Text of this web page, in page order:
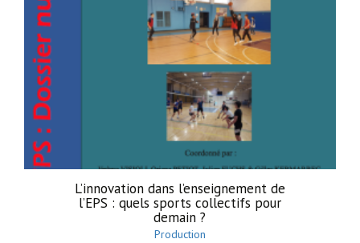
L’innovation dans l’enseignement de
l’EPS : quels sports collectifs pour
demain ?
Production